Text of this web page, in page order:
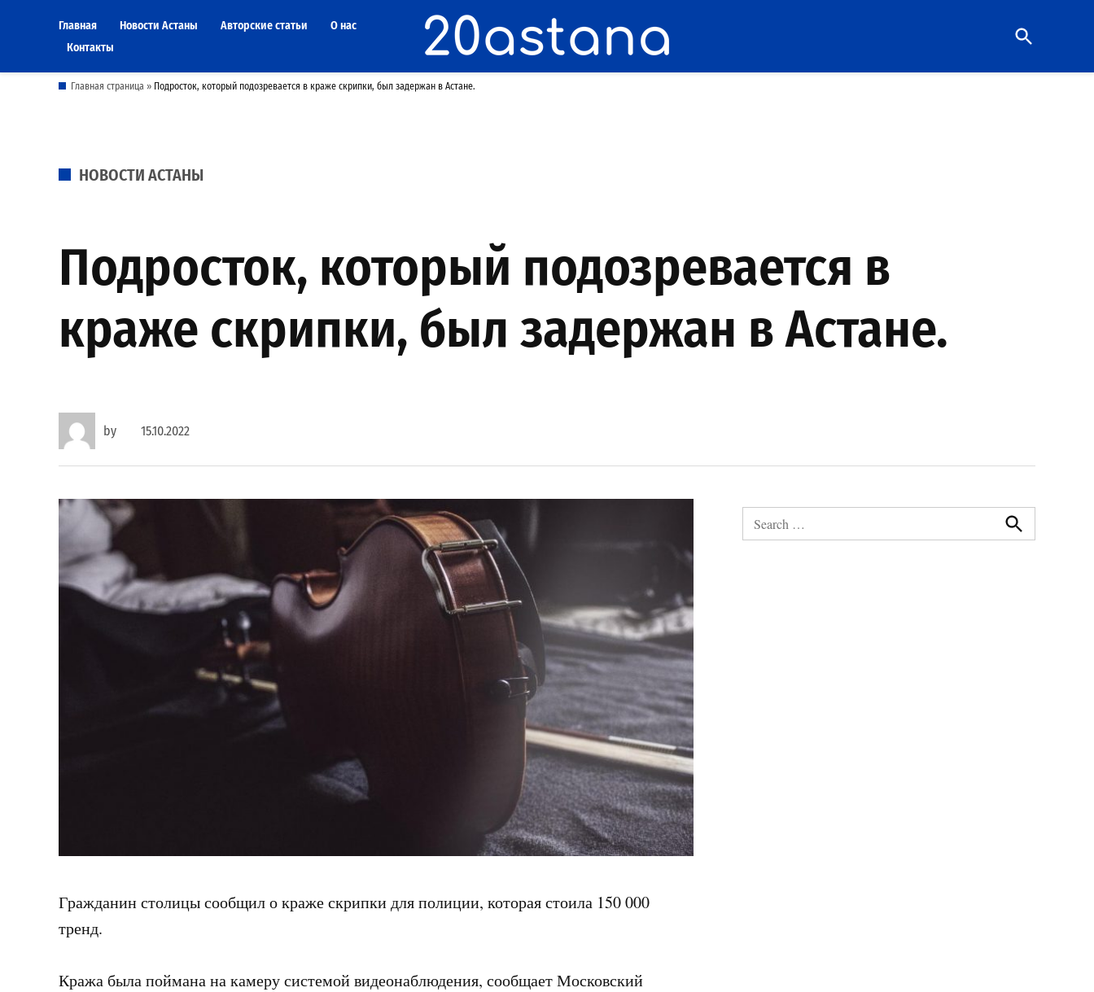
Главная Новости Астаны Авторские статьи
О нас
Контакты
Open
Search
Главная страница » Подросток, который подозревается в краже скрипки, был задержан в Астане.
POSTED
НОВОСТИ АСТАНЫ
Подросток, который подозревается в
краже скрипки, был задержан в Астане.
by 15.10.2022
Гражданин столицы сообщил о краже скрипки для полиции, которая стоила 150 000
тренд.
Кража была поймана на камеру системой видеонаблюдения, сообщает Московский
Search
for:
Search